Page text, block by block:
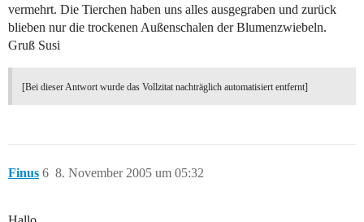
vermehrt. Die Tierchen haben uns alles ausgegraben und zurück
blieben nur die trockenen Außenschalen der Blumenzwiebeln.
Gruß Susi
[Bei dieser Antwort wurde das Vollzitat nachträglich automatisiert entfernt]
Finus 8. November 2005 um 05:32
6